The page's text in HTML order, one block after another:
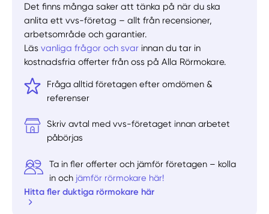
Det finns många saker att tänka på när du ska
anlita ett vvs-företag – allt från recensioner,
arbetsområde och garantier.
Läsvanliga frågor och svar innan du tar in
kostnadsfria offerter från oss på Alla Rörmokare.
Fråga alltid företagen efter omdömen &
referenser
Skriv avtal med vvs-företaget innan arbetet
påbörjas
Ta in fler offerter och jämför företagen – kolla
in och jämför rörmokare här!
Hitta fler duktiga rörmokare här